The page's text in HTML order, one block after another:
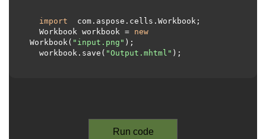
import
com.aspose.cells.Workbook;
  Workbook workbook =
new
Workbook( "input.png" );
  workbook.save(
"Output.mhtml" );
Run code